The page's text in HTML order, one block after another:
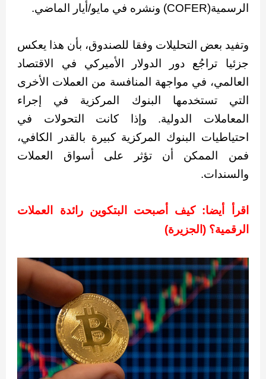
الرسمية(COFER) ونشره في مايو/أيار الماضي.
وتفيد بعض التحليلات وفقا للصندوق، بأن هذا يعكس
جزئيا تراجُع دور الدولار الأميركي في الاقتصاد
العالمي، في مواجهة المنافسة من العملات الأخرى
التي تستخدمها البنوك المركزية في إجراء
المعاملات الدولية. وإذا كانت التحولات في
احتياطيات البنوك المركزية كبيرة بالقدر الكافي،
فمن الممكن أن تؤثر على أسواق العملات
والسندات.
اقرأ أيضا: كيف أصبحت البتكوين رائدة العملات
الرقمية؟ (الجزيرة)